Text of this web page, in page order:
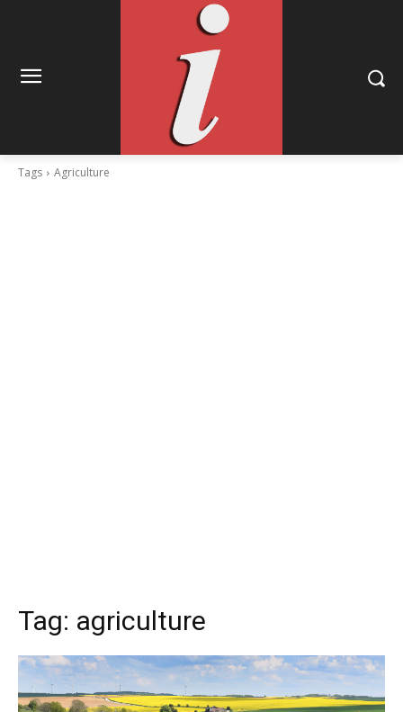
Tags Agriculture
Tag: agriculture